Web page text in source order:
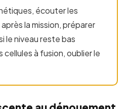
écouter les
la mission, préparer
le niveau reste bas
cellules à fusion, oublier le